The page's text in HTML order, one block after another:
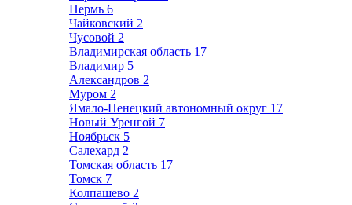
Пермь 6
Чайковский 2
Чусовой 2
Владимирская область 17
Владимир 5
Александров 2
Муром 2
Ямало-Ненецкий автономный округ 17
Новый Уренгой 7
Ноябрьск 5
Салехард 2
Томская область 17
Томск 7
Колпашево 2